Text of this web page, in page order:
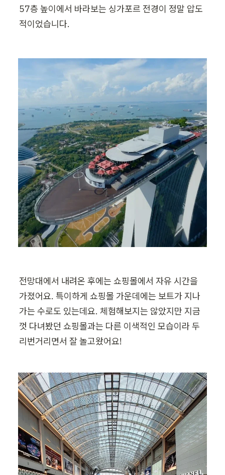
57층 높이에서 바라보는 싱가포르 전경이 정말 압도
적이었습니다.
전망대에서 내려온 후에는 쇼핑몰에서 자유 시간을
가졌어요. 특이하게 쇼핑몰 가운데에는 보트가 지나
가는 수로도 있는데요. 체험해보지는 않았지만 지금
껏 다녀봤던 쇼핑몰과는 다른 이색적인 모습이라 두
리번거리면서 잘 놀고왔어요!